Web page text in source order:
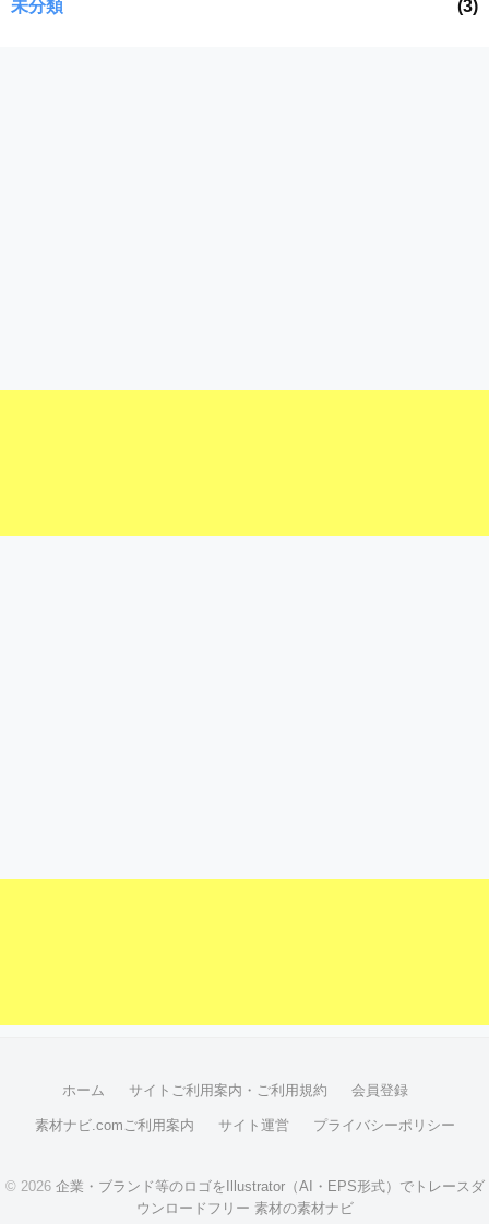
未分類 (3)
ホーム サイトご利用案内・ご利用規約 会員登録
素材ナビ.comご利用案内 サイト運営 プライバシーポリシー
© 2026 企業・ブランド等のロゴをIllustrator（AI・EPS形式）でトレースダ
ウンロードフリー 素材の素材ナビ